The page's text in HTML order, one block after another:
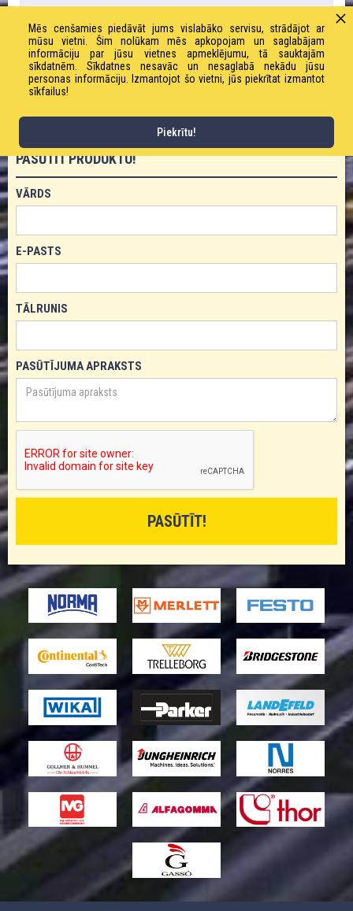
Vakuums: 0,4 bāri
Svars: 215 g / m
Darba spiediens: 0,35 bāri
PASŪTĪT PRODUKTU!
VĀRDS
E-PASTS
TĀLRUNIS
PASŪTĪJUMA APRAKSTS
Mēs cenšamies piedāvāt jums vislabāko servisu, strādājot ar
mūsu vietni. Šim nolūkam mēs apkopojam un saglabājam
informāciju par jūsu vietnes apmeklējumu, tā sauktajām
sīkdatnēm. Sīkdatnes nesavāc un nesaglabā nekādu jūsu
personas informāciju. Izmantojot šo vietni, jūs piekrītat izmantot
sīkfailus!
Piekrītu!